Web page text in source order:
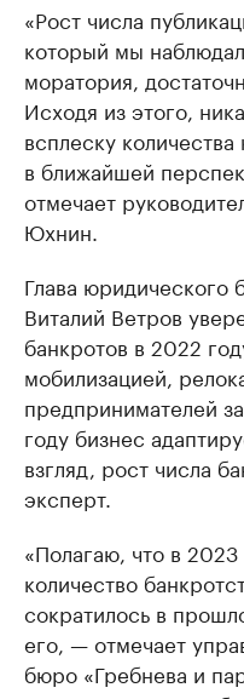
«Рост числа
который мы
моратория,
Исходя из этого,
всплеску
в ближайшей
отмечает
Юхнин.
Глава юридического
Виталий Ветров
банкротов в 2022
мобилизацией,
предпринимателей
году бизнес
взгляд, рост числа
эксперт.
«Полагаю, что в
количество
сократилось в
его, — отмечает
бюро «Гребнева и